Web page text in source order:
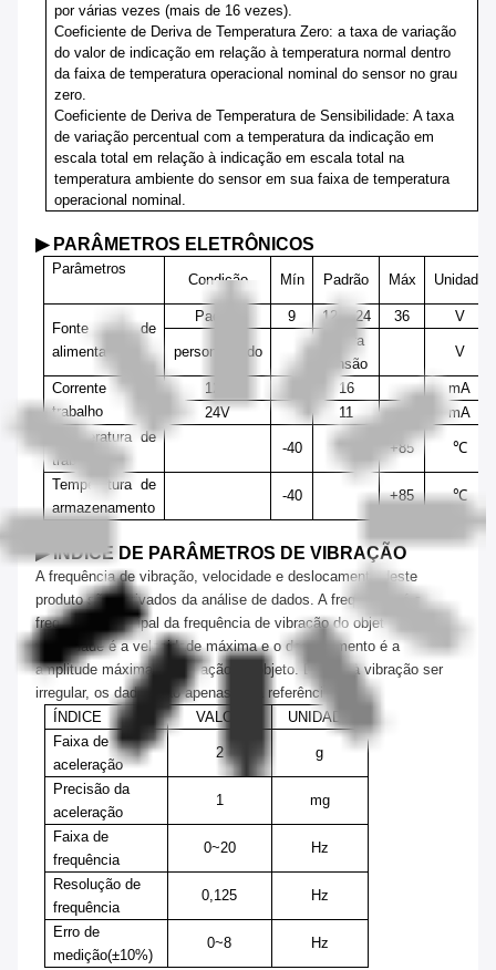
por várias vezes (mais de 16 vezes).
Coeficiente de Deriva de Temperatura Zero: a taxa de variação
do valor de indicação em relação à temperatura normal dentro
da faixa de temperatura operacional nominal do sensor no grau
zero.
Coeficiente de Deriva de Temperatura de Sensibilidade: A taxa
de variação percentual com a temperatura da indicação em
escala total em relação à indicação em escala total na
temperatura ambiente do sensor em sua faixa de temperatura
operacional nominal.
▶ PARÂMETROS ELETRÔNICOS
Parâmetros
Condição Mín Padrão Máx Unidade
Fonte de
alimentação
Padrão 9 12 24 36 V
personalizado
Outra
tensão
V
Corrente de
trabalho
12V 16
mA
24V
11
mA
Temperatura de
trabalho
-40 +85 ℃
Temperatura de
armazenamento
-40 +85 ℃
▶ ÍNDICE DE PARÂMETROS DE VIBRAÇÃO
A frequência de vibração, velocidade e deslocamento deste
produto são derivados da análise de dados. A frequência é a
frequência principal da frequência de vibração do objeto atual, a
velocidade é a velocidade máxima e o deslocamento é a
amplitude máxima da vibração do objeto. Devido à vibração ser
irregular, os dados são apenas para referência.
ÍNDICE
VALOR
UNIDADE
Faixa de
aceleração
2 g
Precisão da
aceleração
1 mg
Faixa de
frequência
0~20 Hz
Resolução de
frequência
0,125 Hz
Erro de
medição(±10%)
0~8 Hz